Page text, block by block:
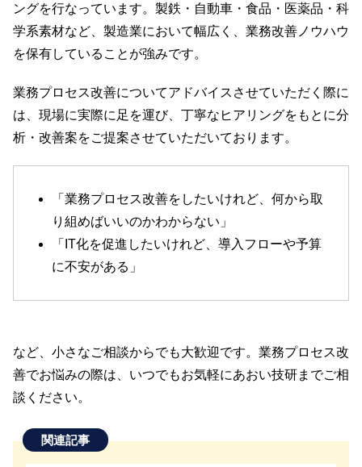
ングを行なっています。製鉄・自動車・食品・医薬品・科
学系素材など、製造業において幅広く、業務改善ノウハウ
を保有していることが強みです。
業務プロセス改善についてアドバイスさせていただく際に
は、現場に実際に足を運び、丁寧なヒアリングをもとに分
析・改善案をご提案させていただいております。
「業務プロセス改善をしたいけれど、何から取
り組めばいいのかわからない」
「IT化を促進したいけれど、導入フローや予算
に不安がある」
など、小さなご相談からでも大歓迎です。業務プロセス改
善でお悩みの際は、いつでもお気軽にあおい技研までご相
談ください。
関連記事